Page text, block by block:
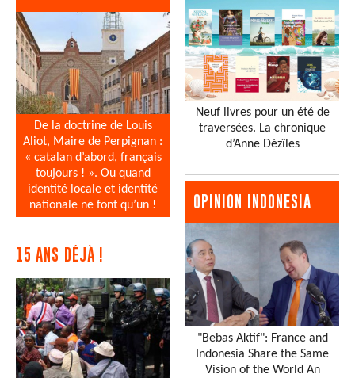
De la doctrine de Louis
Aliot, Maire de Perpignan :
« catalan d’abord, français
toujours ! ». Ou quand
identité locale et identité
nationale ne font qu’un !
15 ANS DÉJÀ !
Neuf livres pour un été de
traversées. La chronique
d’Anne Dézîles
OPINION INDONESIA
"Bebas Aktif": France and
Indonesia Share the Same
Vision of the World An